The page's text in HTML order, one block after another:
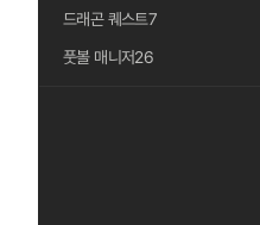
드래곤 퀘스트7
풋볼 매니저26